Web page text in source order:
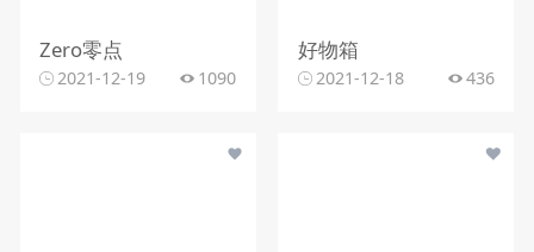
Zero零点
2021-12-19 1090
好物箱
2021-12-18 436